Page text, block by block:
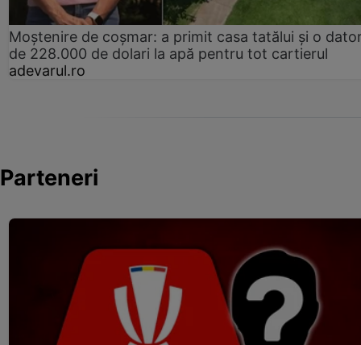
Moștenire de coșmar: a primit casa tatălui și o
de 228.000 de dolari la apă pentru tot cartierul
adevarul.ro
Parteneri